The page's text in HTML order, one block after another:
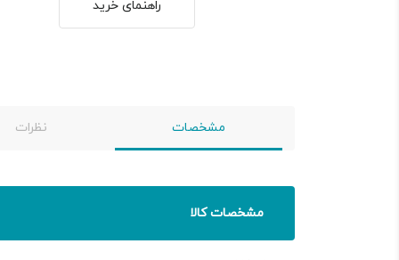
راهنمای خرید
مشخصات نظرات
مشخصات کالا